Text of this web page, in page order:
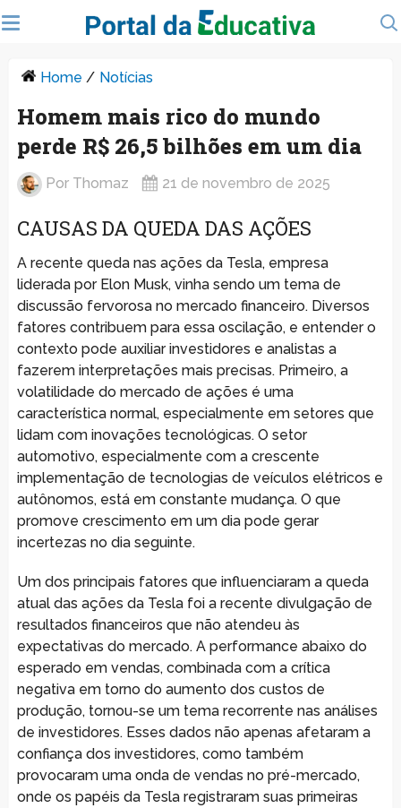
Home / Notícias
Homem mais rico do mundo
perde R$ 26,5 bilhões em um dia
Por Thomaz 21 de novembro de 2025
CAUSAS DA QUEDA DAS AÇÕES
A recente queda nas ações da Tesla, empresa
liderada por Elon Musk, vinha sendo um tema de
discussão fervorosa no mercado financeiro. Diversos
fatores contribuem para essa oscilação, e entender o
contexto pode auxiliar investidores e analistas a
fazerem interpretações mais precisas. Primeiro, a
volatilidade do mercado de ações é uma
característica normal, especialmente em setores que
lidam com inovações tecnológicas. O setor
automotivo, especialmente com a crescente
implementação de tecnologias de veículos elétricos e
autônomos, está em constante mudança. O que
promove crescimento em um dia pode gerar
incertezas no dia seguinte.
Um dos principais fatores que influenciaram a queda
atual das ações da Tesla foi a recente divulgação de
resultados financeiros que não atendeu às
expectativas do mercado. A performance abaixo do
esperado em vendas, combinada com a crítica
negativa em torno do aumento dos custos de
produção, tornou-se um tema recorrente nas análises
de investidores. Esses dados não apenas afetaram a
confiança dos investidores, como também
provocaram uma onda de vendas no pré-mercado,
onde os papéis da Tesla registraram suas primeiras